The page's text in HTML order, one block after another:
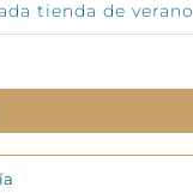
tienda de verano